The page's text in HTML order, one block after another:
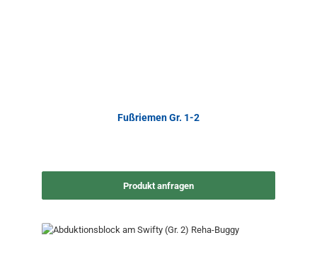
Fußriemen Gr. 1-2
Produkt anfragen